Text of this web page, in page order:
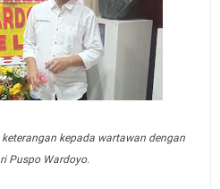
kepada wartawan dengan
Puspo Wardoyo.